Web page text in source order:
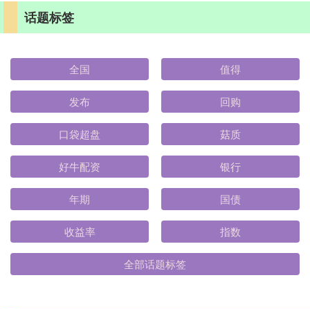
话题标签
全国 值得
发布 回购
口袋超盘 菇质
好牛配资 银行
年期 国债
收益率 指数
全部话题标签